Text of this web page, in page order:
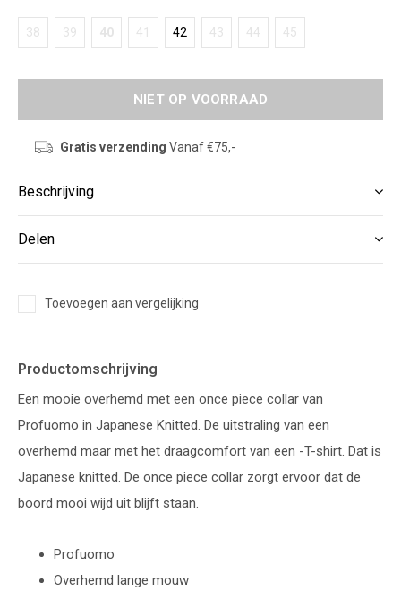
38 39 40 41 42 43 44 45
NIET OP VOORRAAD
Gratis verzending Vanaf €75,-
Beschrijving
Delen
Toevoegen aan vergelijking
Productomschrijving
Een mooie overhemd met een once piece collar van
Profuomo in Japanese Knitted. De uitstraling van een
overhemd maar met het draagcomfort van een -T-shirt. Dat is
Japanese knitted. De once piece collar zorgt ervoor dat de
boord mooi wijd uit blijft staan.
Profuomo
Overhemd lange mouw